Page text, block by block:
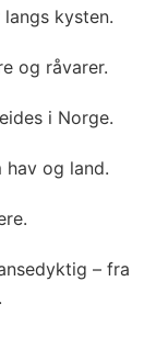
kysten.
og råvarer.
i Norge.
hav og land.
– fra